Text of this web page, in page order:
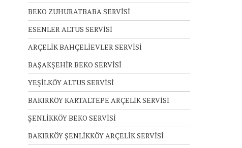
BEKO ZUHURATBABA SERVİSİ
ESENLER ALTUS SERVİSİ
ARÇELİK BAHÇELİEVLER SERVİSİ
BAŞAKŞEHİR BEKO SERVİSİ
YEŞİLKÖY ALTUS SERVİSİ
BAKIRKÖY KARTALTEPE ARÇELİK SERVİSİ
ŞENLİKKÖY BEKO SERVİSİ
BAKIRKÖY ŞENLİKKÖY ARÇELİK SERVİSİ